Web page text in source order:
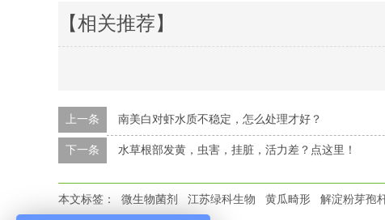
【相关推荐】
上一条 南美白对虾水质不稳定，怎么处理才好？
下一条 水草根部发黄，虫害，挂脏，活力差？点这里！
本文标签： 微生物菌剂 江苏绿科生物 黄瓜畸形 解淀粉芽孢